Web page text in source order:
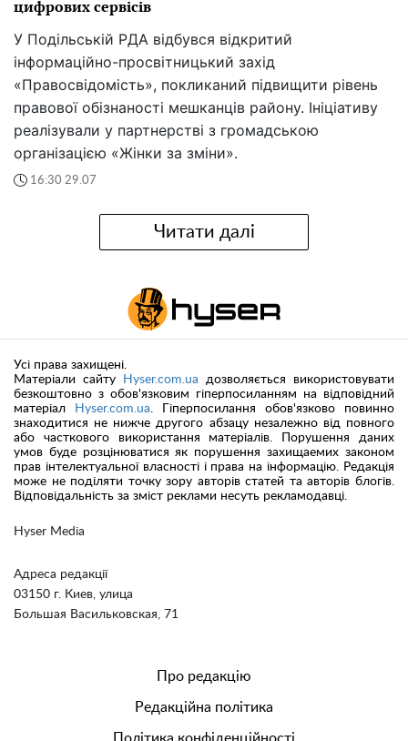
цифрових сервісів
У Подільській РДА відбувся відкритий
інформаційно-просвітницький захід
«Правосвідомість», покликаний підвищити рівень
правової обізнаності мешканців району. Ініціативу
реалізували у партнерстві з громадською
організацією «Жінки за зміни».
16:30 29.07
Читати далі
Hyser Media
Адреса редакції
03150 г. Киев, улица
Большая Васильковская, 71
Усі права захищені.
Матеріали сайту
Hyser.com.ua дозволяється використовувати
безкоштовно з обов'язковим гіперпосиланням на відповідний
матеріал
Hyser.com.ua. Гіперпосилання обов'язково повинно
знаходитися не нижче другого абзацу незалежно від повного
або часткового використання матеріалів. Порушення даних
умов буде розцінюватися як порушення захищаемих законом
прав інтелектуальної власності і права на інформацію. Редакція
може не поділяти точку зору авторів статей та авторів блогів.
Відповідальність за зміст реклами несуть рекламодавці.
Про редакцію
Редакційна політика